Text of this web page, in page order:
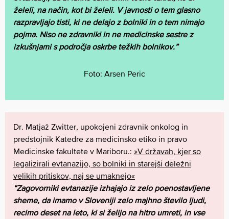
želeli, na način, kot bi želeli. V javnosti o tem glasno
razpravljajo tisti, ki ne delajo z bolniki in o tem nimajo
pojma. Niso ne zdravniki in ne medicinske sestre z
izkušnjami s področja oskrbe težkih bolnikov.”
Foto: Arsen Peric
Dr. Matjaž Zwitter, upokojeni zdravnik onkolog in
predstojnik Katedre za medicinsko etiko in pravo
Medicinske fakultete v Mariboru.: »V državah, kjer so
legalizirali evtanazijo, so bolniki in starejši deležni
velikih pritiskov, naj se umaknejo«
“Zagovorniki evtanazije izhajajo iz zelo poenostavljene
sheme, da imamo v Sloveniji zelo majhno število ljudi,
recimo deset na leto, ki si želijo na hitro umreti, in vse